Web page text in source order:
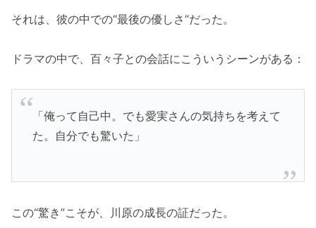
それは、彼の中での“最後の優しさ”だった。
ドラマの中で、百々子との会話にこういうシーンがある：
「俺って自己中。でも愛実さんの気持ちを考えて
た。自分でも驚いた」
この“驚き”こそが、川原の成長の証だった。